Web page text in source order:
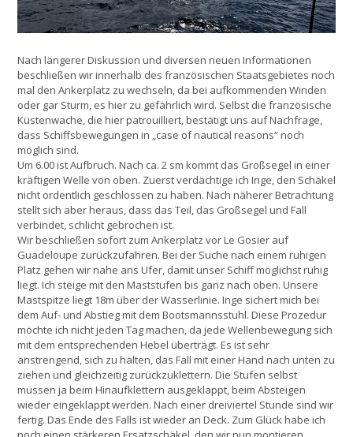
Nach längerer Diskussion und diversen neuen Informationen
beschließen wir innerhalb des französischen Staatsgebietes noch
mal den Ankerplatz zu wechseln, da bei aufkommenden Winden
oder gar Sturm, es hier zu gefährlich wird. Selbst die französische
Küstenwache, die hier patrouilliert, bestätigt uns auf Nachfrage,
dass Schiffsbewegungen in „case of nautical reasons“ noch
möglich sind.
Um 6.00 ist Aufbruch. Nach ca. 2 sm kommt das Großsegel in einer
kräftigen Welle von oben. Zuerst verdächtige ich Inge, den Schäkel
nicht ordentlich geschlossen zu haben. Nach näherer Betrachtung
stellt sich aber heraus, dass das Teil, das Großsegel und Fall
verbindet, schlicht gebrochen ist.
Wir beschließen sofort zum Ankerplatz vor Le Gosier auf
Guadeloupe zurückzufahren. Bei der Suche nach einem ruhigen
Platz gehen wir nahe ans Ufer, damit unser Schiff möglichst ruhig
liegt. Ich steige mit den Maststufen bis ganz nach oben. Unsere
Mastspitze liegt 18m über der Wasserlinie. Inge sichert mich bei
dem Auf- und Abstieg mit dem Bootsmannsstuhl. Diese Prozedur
möchte ich nicht jeden Tag machen, da jede Wellenbewegung sich
mit dem entsprechenden Hebel überträgt. Es ist sehr
anstrengend, sich zu halten, das Fall mit einer Hand nach unten zu
ziehen und gleichzeitig zurückzuklettern. Die Stufen selbst
müssen ja beim Hinaufklettern ausgeklappt, beim Absteigen
wieder eingeklappt werden. Nach einer dreiviertel Stunde sind wir
fertig. Das Ende des Falls ist wieder an Deck. Zum Glück habe ich